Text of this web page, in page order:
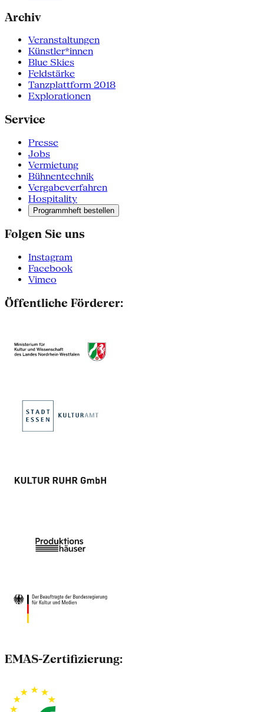
Archiv
Veranstaltungen
Künstler*innen
Blue Skies
Feldstärke
Tanzplattform 2018
Explorationen
Service
Presse
Jobs
Vermietung
Bühnentechnik
Vergabeverfahren
Hospitality
Programmheft bestellen
Folgen Sie uns
Instagram
Facebook
Vimeo
Öffentliche Förderer:
EMAS-Zertifizierung: